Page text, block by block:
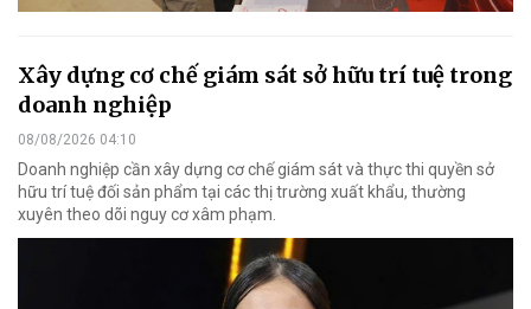
Xây dựng cơ chế giám sát sở hữu trí tuệ trong
doanh nghiệp
08/08/2026 04:10
Doanh nghiệp cần xây dựng cơ chế giám sát và thực thi quyền sở
hữu trí tuệ đối sản phẩm tại các thị trường xuất khẩu, thường
xuyên theo dõi nguy cơ xâm phạm.